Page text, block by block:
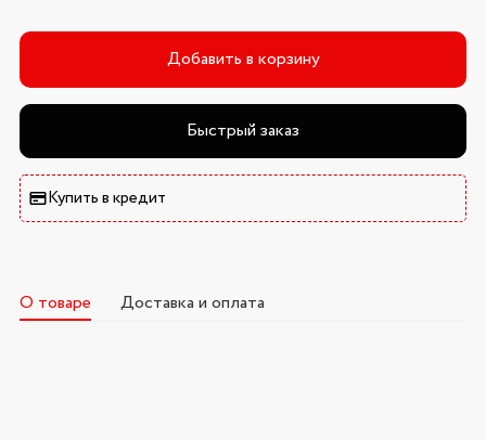
Добавить в корзину
Быстрый заказ
Купить в кредит
О товаре Доставка и оплата